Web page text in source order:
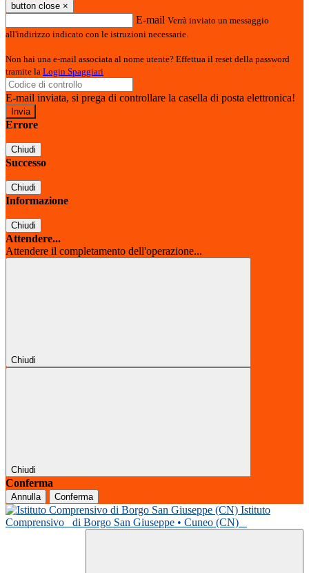
button close ×
E-mail Verrà inviato un messaggio
all'indirizzo indicato con le istruzioni necessarie.
Non hai una e-mail associata al nome utente? Effettua il reset della password
tramite la Login Spaggiari
E-mail inviata, si prega di controllare la casella di posta elettronica!
Errore
Chiudi
Successo
Chiudi
Informazione
Chiudi
Attendere...
Attendere il completamento dell'operazione...
Chiudi
Chiudi
Conferma
Annulla Conferma
Istituto
Comprensivo
di Borgo San Giuseppe • Cuneo (CN)